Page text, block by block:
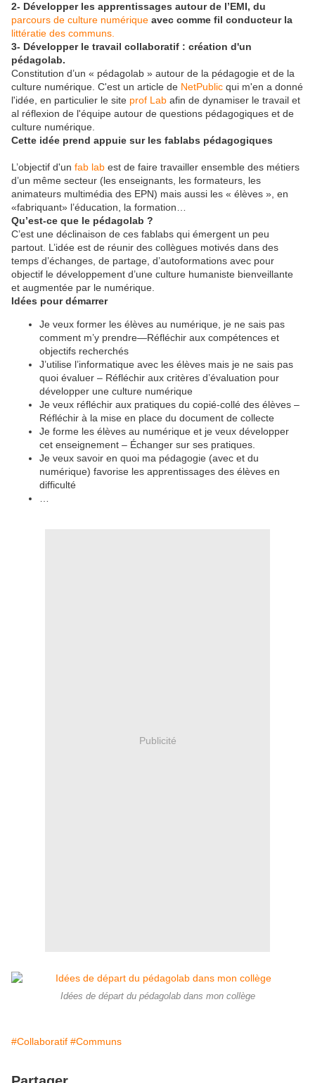
2- Développer les apprentissages autour de l’EMI, du
parcours de culture numérique avec comme fil conducteur la
littératie des communs.
3- Développer le travail collaboratif : création d'un
pédagolab.
Constitution d’un « pédagolab » autour de la pédagogie et de la
culture numérique. C'est un article de NetPublic qui m'en a donné
l'idée, en particulier le site prof Lab afin de dynamiser le travail et
al réflexion de l'équipe autour de questions pédagogiques et de
culture numérique.
Cette idée prend appuie sur les fablabs pédagogiques
L’objectif d'un fab lab est de faire travailler ensemble des métiers
d’un même secteur (les enseignants, les formateurs, les
animateurs multimédia des EPN) mais aussi les « élèves », en
«fabriquant» l’éducation, la formation…
Qu’est-ce que le pédagolab ?
C’est une déclinaison de ces fablabs qui émergent un peu
partout. L’idée est de réunir des collègues motivés dans des
temps d’échanges, de partage, d’autoformations avec pour
objectif le développement d’une culture humaniste bienveillante
et augmentée par le numérique.
Idées pour démarrer
Je veux former les élèves au numérique, je ne sais pas
comment m’y prendre—Réfléchir aux compétences et
objectifs recherchés
J’utilise l’informatique avec les élèves mais je ne sais pas
quoi évaluer – Réfléchir aux critères d’évaluation pour
développer une culture numérique
Je veux réfléchir aux pratiques du copié-collé des élèves –
Réfléchir à la mise en place du document de collecte
Je forme les élèves au numérique et je veux développer
cet enseignement – Échanger sur ses pratiques.
Je veux savoir en quoi ma pédagogie (avec et du
numérique) favorise les apprentissages des élèves en
difficulté
Publicité
Idées de départ du pédagolab dans mon collège
#Collaboratif #Communs